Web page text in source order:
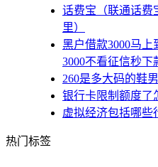
话费宝（联通话费
里）
黑户借款3000马
3000不看征信秒下
260是多大码的鞋
银行卡限制额度了
虚拟经济包括哪些
热门标签